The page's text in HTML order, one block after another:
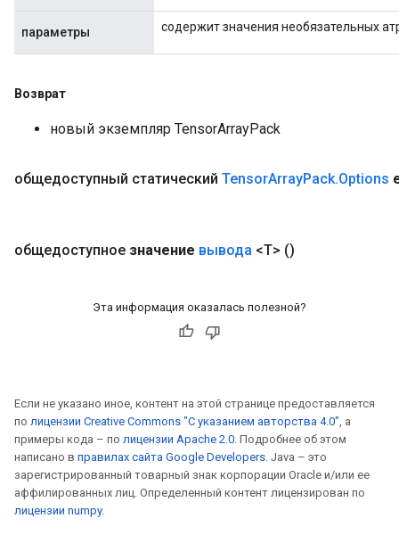
параметры содержит значения необязательных
Возврат
новый экземпляр TensorArrayPack
общедоступный статический TensorArrayPack.Options
общедоступное значение вывода <T> ()
Эта информация оказалась полезной?
Если не указано иное, контент на этой странице предоставляется
по лицензии Creative Commons "С указанием авторства 4.0", а
примеры кода – по лицензии Apache 2.0. Подробнее об этом
написано в правилах сайта Google Developers. Java – это
зарегистрированный товарный знак корпорации Oracle и/или ее
аффилированных лиц. Определенный контент лицензирован по
лицензии numpy.